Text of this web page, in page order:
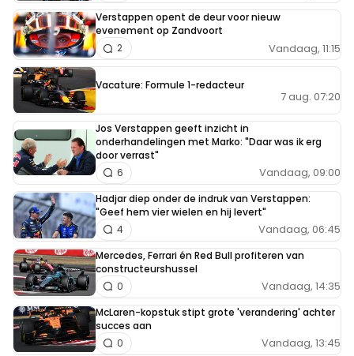
Verstappen opent de deur voor nieuw
evenement op Zandvoort
Vandaag, 11:15
2
Vacature: Formule 1-redacteur
7 aug. 07:20
Jos Verstappen geeft inzicht in
onderhandelingen met Marko: "Daar was ik erg
door verrast"
Vandaag, 09:00
6
Hadjar diep onder de indruk van Verstappen:
"Geef hem vier wielen en hij levert"
Vandaag, 06:45
4
Mercedes, Ferrari én Red Bull profiteren van
constructeurshussel
Vandaag, 14:35
0
McLaren-kopstuk stipt grote 'verandering' achter
succes aan
Vandaag, 13:45
0